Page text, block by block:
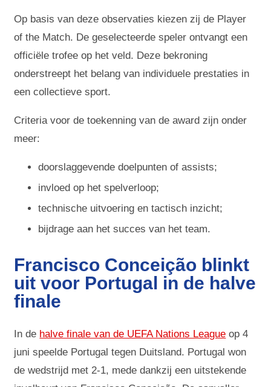
Op basis van deze observaties kiezen zij de Player
of the Match. De geselecteerde speler ontvangt een
officiële trofee op het veld. Deze bekroning
onderstreept het belang van individuele prestaties in
een collectieve sport.
Criteria voor de toekenning van de award zijn onder
meer:
doorslaggevende doelpunten of assists;
invloed op het spelverloop;
technische uitvoering en tactisch inzicht;
bijdrage aan het succes van het team.
Francisco Conceição blinkt
uit voor Portugal in de halve
finale
In de halve finale van de UEFA Nations League op 4
juni speelde Portugal tegen Duitsland. Portugal won
de wedstrijd met 2-1, mede dankzij een uitstekende